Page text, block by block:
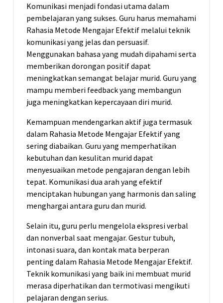
Komunikasi menjadi fondasi utama dalam
pembelajaran yang sukses. Guru harus memahami
Rahasia Metode Mengajar Efektif melalui teknik
komunikasi yang jelas dan persuasif.
Menggunakan bahasa yang mudah dipahami serta
memberikan dorongan positif dapat
meningkatkan semangat belajar murid. Guru yang
mampu memberi feedback yang membangun
juga meningkatkan kepercayaan diri murid.
Kemampuan mendengarkan aktif juga termasuk
dalam Rahasia Metode Mengajar Efektif yang
sering diabaikan. Guru yang memperhatikan
kebutuhan dan kesulitan murid dapat
menyesuaikan metode pengajaran dengan lebih
tepat. Komunikasi dua arah yang efektif
menciptakan hubungan yang harmonis dan saling
menghargai antara guru dan murid.
Selain itu, guru perlu mengelola ekspresi verbal
dan nonverbal saat mengajar. Gestur tubuh,
intonasi suara, dan kontak mata berperan
penting dalam Rahasia Metode Mengajar Efektif.
Teknik komunikasi yang baik ini membuat murid
merasa diperhatikan dan termotivasi mengikuti
pelajaran dengan serius.